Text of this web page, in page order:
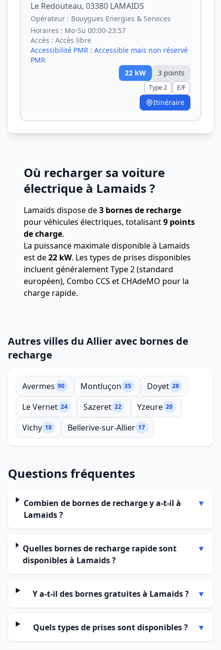
Le Redouteau, 03380 LAMAIDS
Opérateur : Bouygues Energies & Services
Horaires : Mo-Su 00:00-23:57
Accès : Accès libre
Accessibilité PMR : Accessible mais non réservé
PMR
22 kW 3 points
Type 2 E/F
Itinéraire
Où recharger sa voiture
électrique à Lamaids ?
Lamaids dispose de3 bornes de recharge
pour véhicules électriques, totalisant9 points
de charge.
La puissance maximale disponible à Lamaids
est de22 kW. Les types de prises disponibles
incluent généralement Type 2 (standard
européen), Combo CCS et CHAdeMO pour la
charge rapide.
Autres villes du Allier avec bornes de
recharge
Avermes 90 Montluçon 35 Doyet 28
Le Vernet 24 Sazeret 22 Yzeure 20
Vichy 18 Bellerive-sur-Allier 17
Questions fréquentes
Combien de bornes de recharge y a-t-il à
Lamaids ?
▼
Quelles bornes de recharge rapide sont
disponibles à Lamaids ?
▼
Y a-t-il des bornes gratuites à Lamaids ? ▼
Quels types de prises sont disponibles ? ▼